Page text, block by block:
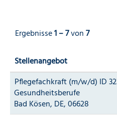
Ergebnisse1 – 7von7
Stellenangebot
Pflegefachkraft (m/w/d) ID
Gesundheitsberufe
Bad Kösen, DE, 06628